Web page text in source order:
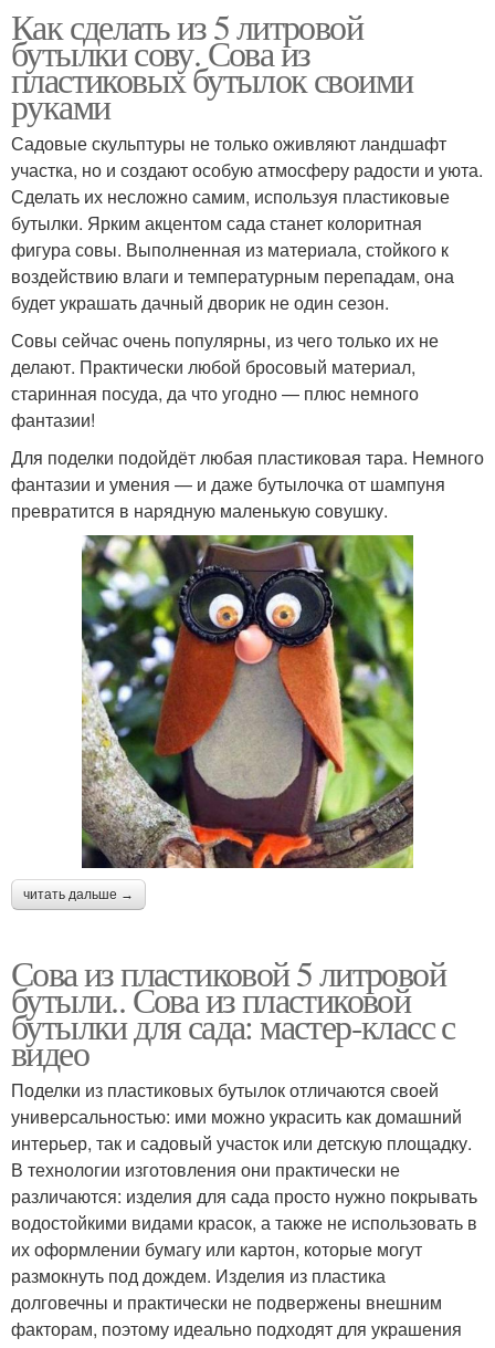
Как сделать из 5 литровой
бутылки сову. Сова из
пластиковых бутылок своими
руками
Садовые скульптуры не только оживляют ландшафт
участка, но и создают особую атмосферу радости и уюта.
Сделать их несложно самим, используя пластиковые
бутылки. Ярким акцентом сада станет колоритная
фигура совы. Выполненная из материала, стойкого к
воздействию влаги и температурным перепадам, она
будет украшать дачный дворик не один сезон.
Совы сейчас очень популярны, из чего только их не
делают. Практически любой бросовый материал,
старинная посуда, да что угодно — плюс немного
фантазии!
Для поделки подойдёт любая пластиковая тара. Немного
фантазии и умения — и даже бутылочка от шампуня
превратится в нарядную маленькую совушку.
читать дальше →
Сова из пластиковой 5 литровой
бутыли.. Сова из пластиковой
бутылки для сада: мастер-класс с
видео
Поделки из пластиковых бутылок отличаются своей
универсальностью: ими можно украсить как домашний
интерьер, так и садовый участок или детскую площадку.
В технологии изготовления они практически не
различаются: изделия для сада просто нужно покрывать
водостойкими видами красок, а также не использовать в
их оформлении бумагу или картон, которые могут
размокнуть под дождем. Изделия из пластика
долговечны и практически не подвержены внешним
факторам, поэтому идеально подходят для украшения